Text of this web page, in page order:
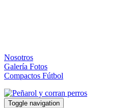
Nosotros
Galería Fotos
Compactos Fútbol
Toggle navigation